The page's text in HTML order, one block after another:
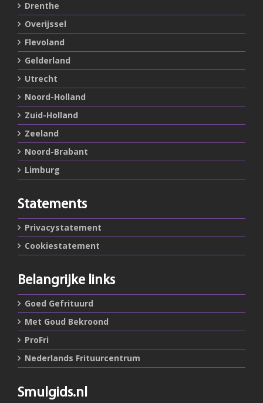
Drenthe
Overijssel
Flevoland
Gelderland
Utrecht
Noord-Holland
Zuid-Holland
Zeeland
Noord-Brabant
Limburg
Statements
Privacystatement
Cookiestatement
Belangrijke links
Goed Gefrituurd
Met Goud Bekroond
ProFri
Nederlands Frituurcentrum
Smulgids.nl